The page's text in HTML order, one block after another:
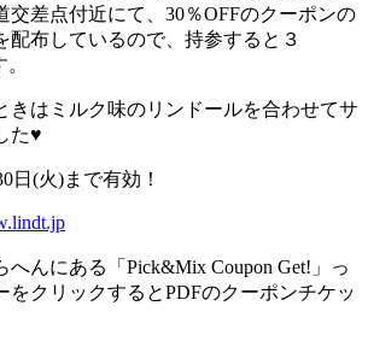
交差点付近にて、30％OFFのクーポンの
配布しているので、持参すると３
きはミルク味のリンドールを合わせてサ
た♥
日(火)まで有効！
んにある「Pick&Mix Coupon Get!」っ
をクリックするとPDFのクーポンチケッ